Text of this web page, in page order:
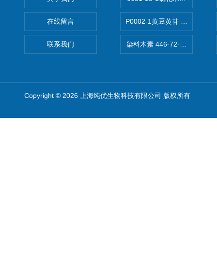
在线留言
联系我们
P0002-1黄豆黄苷 40246-10-
染料木素 446-72-0
Copyright © 2026 上海纯优生物科技有限公司 版权所有